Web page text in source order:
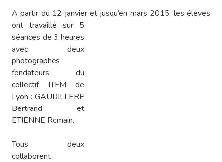
A partir du 12 janvier et jusqu’en mars 2015, les élèves
ont travaillé sur 5
séances de 3 heures
avec deux
photographes
fondateurs du
collectif ITEM de
Lyon : GAUDILLERE
Bertrand et
ETIENNE Romain.
Tous deux
collaborent